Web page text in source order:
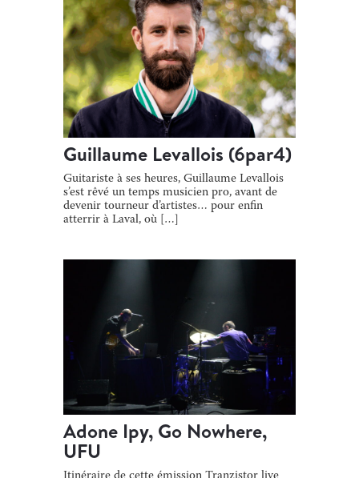
Guillaume Levallois (6par4)
Guitariste à ses heures, Guillaume Levallois
s’est rêvé un temps musicien pro, avant de
devenir tourneur d’artistes… pour enfin
atterrir à Laval, où […]
Adone Ipy, Go Nowhere,
UFU